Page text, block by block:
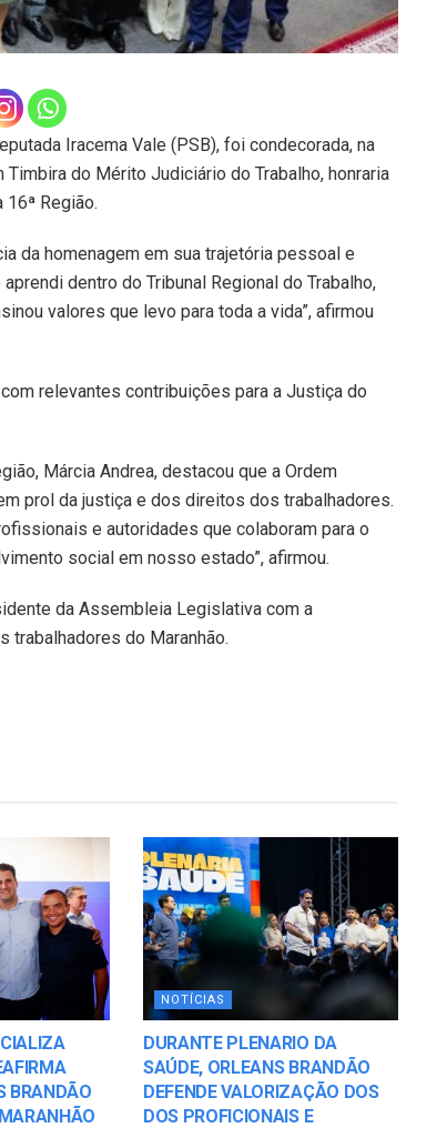
Iracema Vale (PSB), foi condecorada, na
do Mérito Judiciário do Trabalho, honraria
Região.
da homenagem em sua trajetória pessoal e
dentro do Tribunal Regional do Trabalho,
valores que levo para toda a vida”, afirmou
relevantes contribuições para a Justiça do
Márcia Andrea, destacou que a Ordem
prol da justiça e dos direitos dos trabalhadores.
e autoridades que colaboram para o
social em nosso estado”, afirmou.
da Assembleia Legislativa com a
trabalhadores do Maranhão.
BRANDÃO
NOTÍCIAS
DURANTE PLENARIO DA
SAÚDE, ORLEANS BRANDÃO
DEFENDE VALORIZAÇÃO DOS
DOS PROFICIONAIS E